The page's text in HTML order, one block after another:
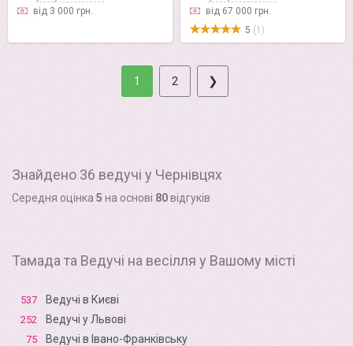
від 3 000 грн.
від 67 000 грн.
5 (1)
1 2 ❯
Знайдено 36 ведучі у Чернівцях
Середня оцінка 5 на основі 80відгуків
Тамада та Ведучі на весілля у Вашому місті
537 Ведучі в Києві
252 Ведучі у Львові
75 Ведучі в Івано-Франківську